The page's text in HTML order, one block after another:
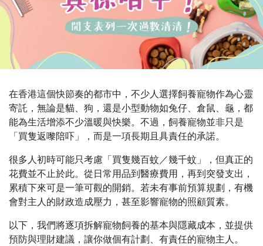
在香港這個快節奏的都市中，不少人選擇飼養寵物作為心靈
寄託，無論是貓、狗，還是小型動物如兔仔、倉鼠、龜，都
能為生活增添不少溫暖與快樂。不過，飼養寵物並非只是
「買隻返嚟陪吓」，而是一項長期且具責任的承諾。
很多人初時可能只考慮「買隻幾百蚊／幾千蚊」，但真正的
花費並不止於此。從日常用品到醫療費用，再到突發支出，
累積下來可是一筆可觀的開銷。若未有事前預算規劃，有機
會對主人的財政造成壓力，甚至影響寵物的照顧質素。
以下，我們將逐項拆解寵物飼養的基本與隱藏成本，並提供
預防與理財建議，讓你做個有計劃、有責任的寵物主人。